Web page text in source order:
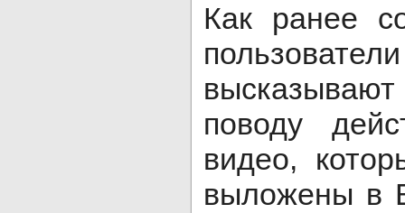
Как ранее
поводу
видео,
выложены в